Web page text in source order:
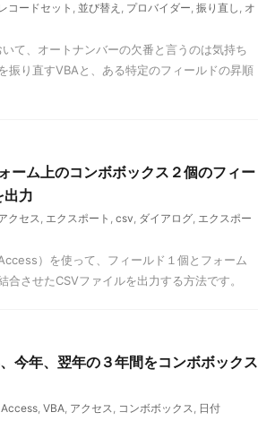
コードセット , 並び替え , プロバイダー, 振り直し , オ
て、オートナンバーの欠番と言うのは気持ち
振り直すVBAと、ある特定のフィールドの昇順
ーム上のコンボボックス２個のフィー
出力
クセス, エクスポート , csv, ダイアログ, エクスポー
）を使って、フィールド１個とフォーム
合させたCSVファイルを出力する方法です。
今年、翌年の３年間をコンボボックス
Access, VBA, アクセス, コンボボックス, 日付